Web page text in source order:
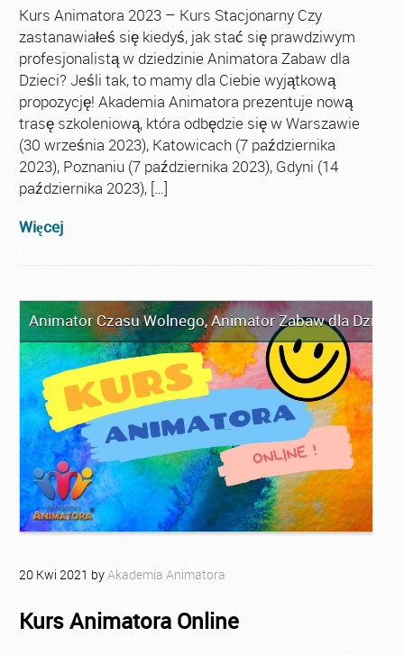
Kurs Animatora 2023 – Kurs Stacjonarny Czy
zastanawiałeś się kiedyś, jak stać się prawdziwym
profesjonalistą w dziedzinie Animatora Zabaw dla
Dzieci? Jeśli tak, to mamy dla Ciebie wyjątkową
propozycję! Akademia Animatora prezentuje nową
trasę szkoleniową, która odbędzie się w Warszawie
(30 września 2023), Katowicach (7 października
2023), Poznaniu (7 października 2023), Gdyni (14
października 2023), […]
Więcej
Animator Czasu Wolnego,Animator Zabaw dla Dzieci
20 Kwi 2021 byAkademia Animatora
Kurs Animatora Online